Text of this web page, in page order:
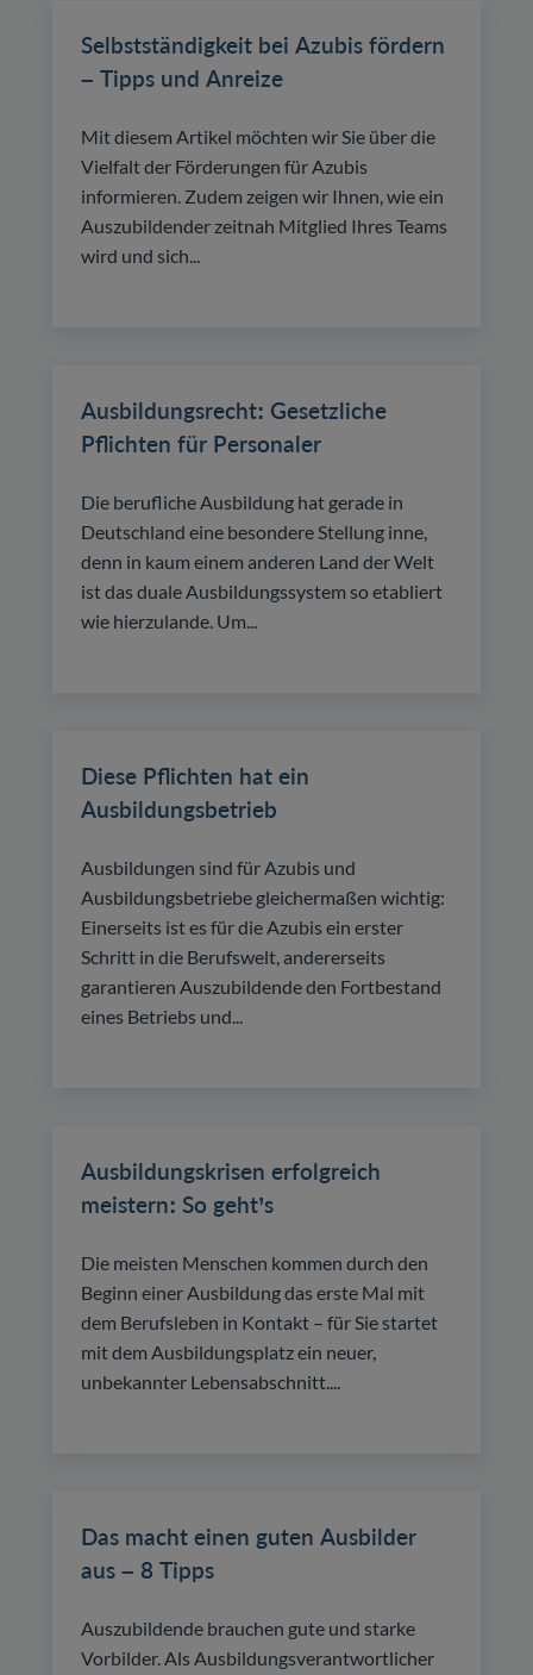
Selbstständigkeit bei Azubis fördern
– Tipps und Anreize
Mit diesem Artikel möchten wir Sie über die
Vielfalt der Förderungen für Azubis
informieren. Zudem zeigen wir Ihnen, wie ein
Auszubildender zeitnah Mitglied Ihres Teams
wird und sich...
Ausbildungsrecht: Gesetzliche
Pflichten für Personaler
Die berufliche Ausbildung hat gerade in
Deutschland eine besondere Stellung inne,
denn in kaum einem anderen Land der Welt
ist das duale Ausbildungssystem so etabliert
wie hierzulande. Um...
Diese Pflichten hat ein
Ausbildungsbetrieb
Ausbildungen sind für Azubis und
Ausbildungsbetriebe gleichermaßen wichtig:
Einerseits ist es für die Azubis ein erster
Schritt in die Berufswelt, andererseits
garantieren Auszubildende den Fortbestand
eines Betriebs und...
Ausbildungskrisen erfolgreich
meistern: So geht’s
Die meisten Menschen kommen durch den
Beginn einer Ausbildung das erste Mal mit
dem Berufsleben in Kontakt – für Sie startet
mit dem Ausbildungsplatz ein neuer,
unbekannter Lebensabschnitt....
Das macht einen guten Ausbilder
aus – 8 Tipps
Auszubildende brauchen gute und starke
Vorbilder. Als Ausbildungsverantwortlicher